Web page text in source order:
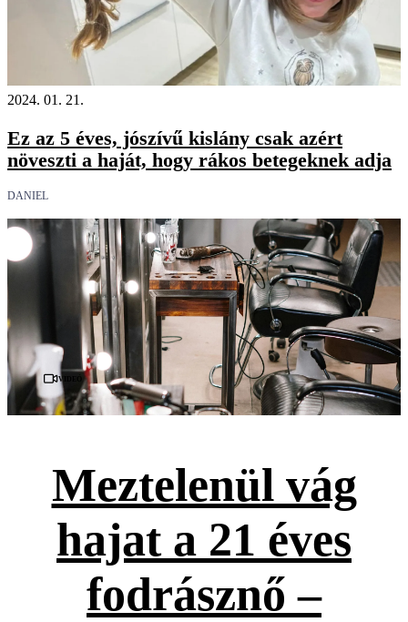
2024. 01. 21.
Ez az 5 éves, jószívű kislány csak azért
növeszti a haját, hogy rákos betegeknek adja
DANIEL
Videó
Meztelenül vág
hajat a 21 éves
fodrásznő –